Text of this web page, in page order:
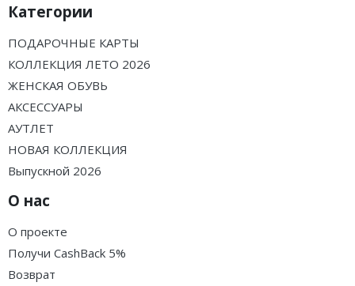
Категории
ПОДАРОЧНЫЕ КАРТЫ
КОЛЛЕКЦИЯ ЛЕТО 2026
ЖЕНСКАЯ ОБУВЬ
АКСЕССУАРЫ
АУТЛЕТ
НОВАЯ КОЛЛЕКЦИЯ
Выпускной 2026
О нас
О проекте
Получи CashBack 5%
Возврат